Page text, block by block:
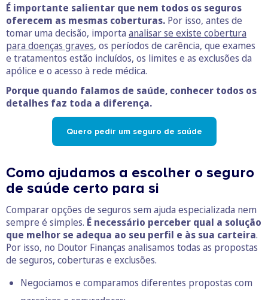
É importante salientar que nem todos os seguros
oferecem as mesmas coberturas. Por isso, antes de
tomar uma decisão, importa analisar se existe cobertura
para doenças graves, os períodos de carência, que exames
e tratamentos estão incluídos, os limites e as exclusões da
apólice e o acesso à rede médica.
Porque quando falamos de saúde, conhecer todos os
detalhes faz toda a diferença.
Quero pedir um seguro de saúde
Como ajudamos a escolher o seguro
de saúde certo para si
Comparar opções de seguros sem ajuda especializada nem
sempre é simples. É necessário perceber qual a solução
que melhor se adequa ao seu perfil e às sua carteira.
Por isso, no Doutor Finanças analisamos todas as propostas
de seguros, coberturas e exclusões.
Negociamos e comparamos diferentes propostas com